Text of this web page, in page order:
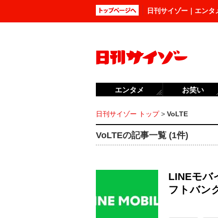
日刊サイゾー｜エン
日刊サイゾー トップ> VoLTE
VoLTEの記事一覧 (1件)
LINEモバ
フトバン
エンタメ お笑い